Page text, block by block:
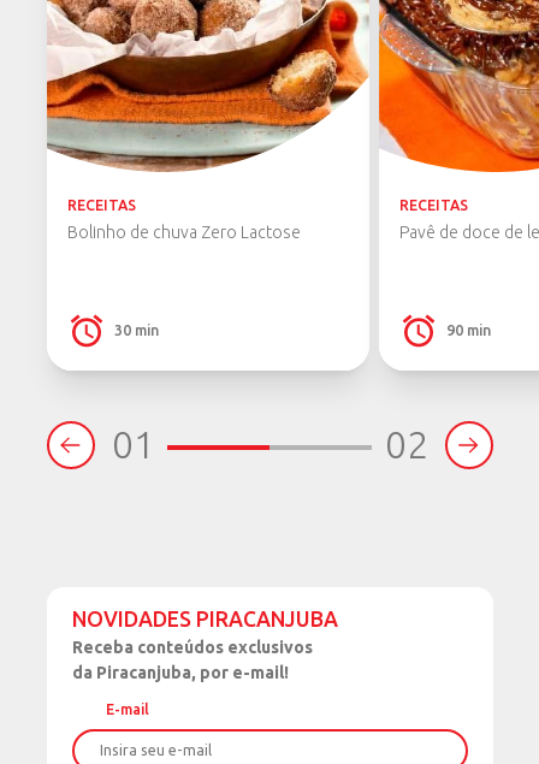
RECEITAS
Bolinho de chuva Zero Lactose
30 min
RECEITAS
Pavê de doce de
90 min
01 02
NOVIDADES PIRACANJUBA
Receba conteúdos exclusivos
da Piracanjuba, por e-mail!
E-mail